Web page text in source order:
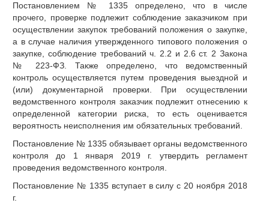
Постановлением № 1335 определено, что в числе
прочего, проверке подлежит соблюдение заказчиком при
осуществлении закупок требований положения о закупке,
а в случае наличия утвержденного типового положения о
закупке, соблюдение требований ч. 2.2 и 2.6 ст. 2 Закона
№ 223-ФЗ. Также определено, что ведомственный
контроль осуществляется путем проведения выездной и
(или) документарной проверки. При осуществлении
ведомственного контроля заказчик подлежит отнесению к
определенной категории риска, то есть оценивается
вероятность неисполнения им обязательных требований.
Постановление № 1335 обязывает органы ведомственного
контроля до 1 января 2019 г. утвердить регламент
проведения ведомственного контроля.
Постановление № 1335 вступает в силу с 20 ноября 2018
г.